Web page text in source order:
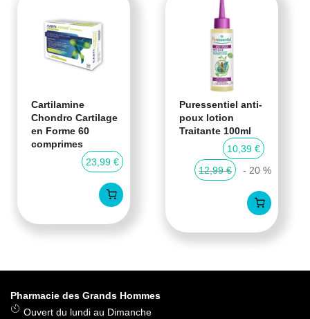
Cartilamine
Chondro Cartilage
en Forme 60
comprimes
23,99 €
Puressentiel anti-
poux lotion
Traitante 100ml
10,39 €
12,99 €
- 20 %
Pharmacie des Grands Hommes
Ouvert du lundi au Dimanche